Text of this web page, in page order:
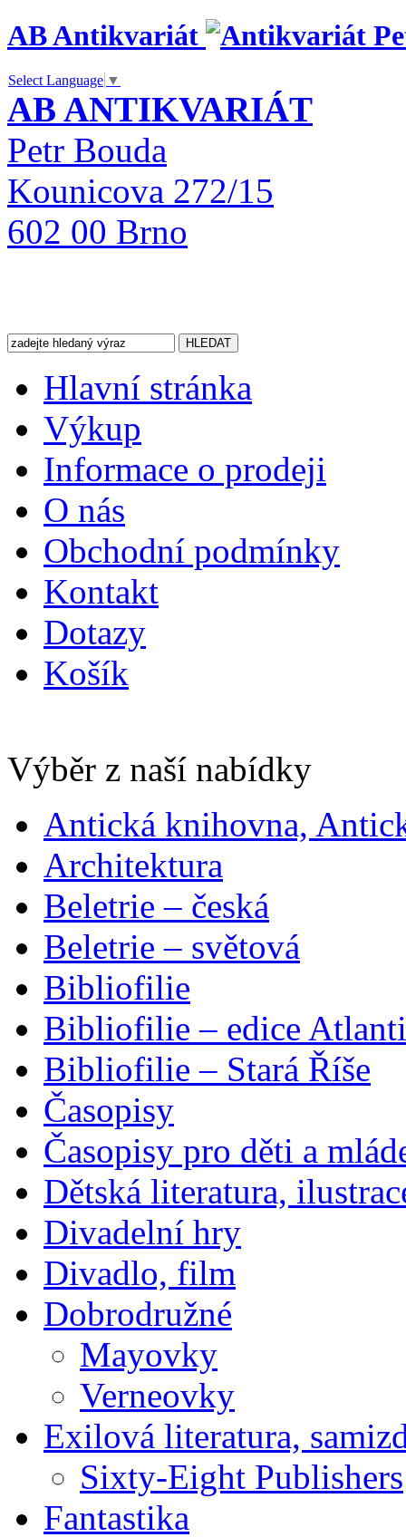
AB Antikvariát
Select Language ▼
AB ANTIKVARIÁT
Petr Bouda
Kounicova 272/15
602 00 Brno
Hlavní stránka
Výkup
Informace o prodeji
O nás
Obchodní podmínky
Kontakt
Dotazy
Košík
Výběr z naší nabídky
Antická knihovna,
Architektura
Beletrie – česká
Beletrie – světová
Bibliofilie
Bibliofilie – edice
Bibliofilie – Stará Říše
Časopisy
Časopisy pro děti a
Dětská literatura,
Divadelní hry
Divadlo, film
Dobrodružné
Mayovky
Verneovky
Exilová literatura,
Sixty-Eight Publishers
Fantastika